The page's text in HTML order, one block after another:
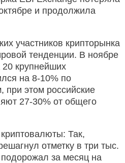
и продолжила
участников крипторынка
тенденции. В ноябре
крупнейших
на 8-10% по
при этом российские
27-30% от общего
Так,
отметку в три тыс.
за месяц на